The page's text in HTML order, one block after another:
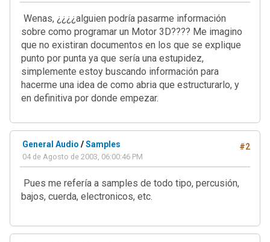
Wenas, ¿¿¿¿alguien podría pasarme información
sobre como programar un Motor 3D???? Me imagino
que no existiran documentos en los que se explique
punto por punta ya que sería una estupidez,
simplemente estoy buscando información para
hacerme una idea de como abria que estructurarlo, y
en definitiva por donde empezar.
#2
General Audio /Samples
04 de Agosto de 2003, 06:00:46 PM
Pues me refería a samples de todo tipo, percusión,
bajos, cuerda, electronicos, etc.